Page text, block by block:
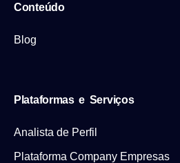
Conteúdo
Blog
Plataformas e Serviços
Analista de Perfil
Plataforma Company Empresas